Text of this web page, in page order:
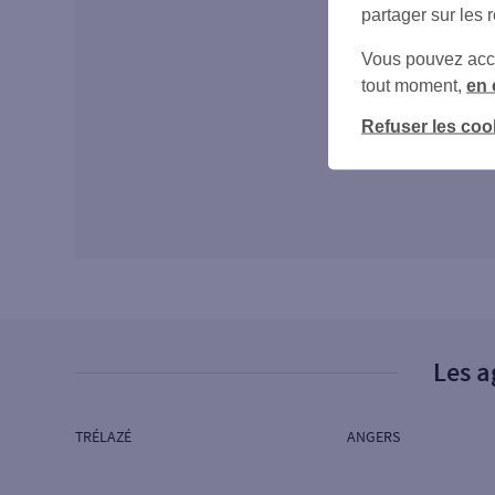
Les
TRÉLAZÉ ANGERS
partager sur les
Vous pouvez
tout moment, en
Refuser les